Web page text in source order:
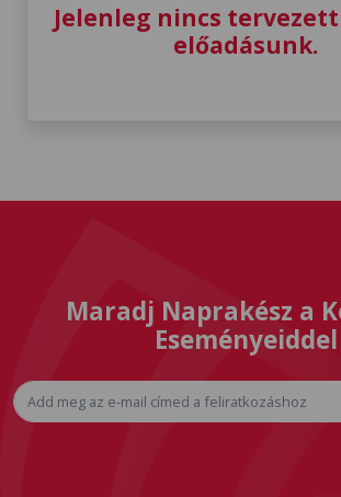
Jelenleg nincs
előadásunk.
Maradj Naprakész a
Eseményeiddel